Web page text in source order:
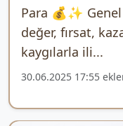
Para 💰✨
değer, fırsat,
kaygılarla ili...
30.06.2025 17:55